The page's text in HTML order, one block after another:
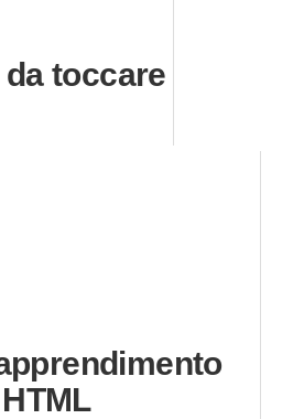
toccare
HTML